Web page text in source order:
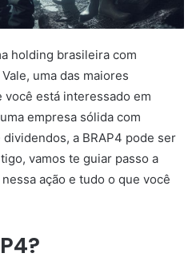
holding brasileira com
uma das maiores
você está interessado em
empresa sólida com
a BRAP4 pode ser
vamos te guiar passo a
ação e tudo o que você